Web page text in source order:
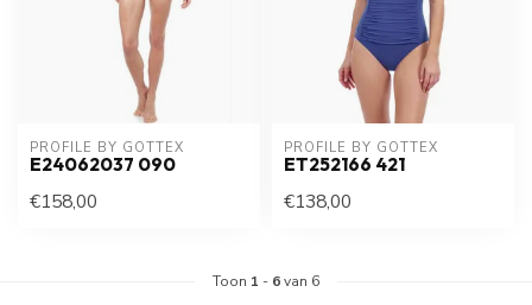
PROFILE BY GOTTEX
E24062037 090
€158,00
PROFILE BY GOTTEX
ET252166 421
€138,00
Toon 1 - 6van 6